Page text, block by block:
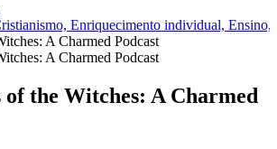
Enriquecimento individual,
A Charmed Podcast
A Charmed Podcast
of the Witches: A Charmed